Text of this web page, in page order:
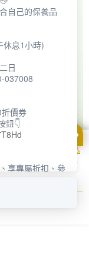
之詳情，及若您不希
，請參閱本網站「
隱私
意本公司得按本網站使
自己的保養品
休息1小時)
日
037008
價券
鈕👇
享專屬折扣、參
👇